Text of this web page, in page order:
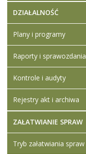
DZIAŁALNOŚĆ
Plany i programy
Raporty i sprawozdania
Kontrole i audyty
Rejestry akt i archiwa
ZAŁATWIANIE SPRAW
Tryb załatwiania spraw